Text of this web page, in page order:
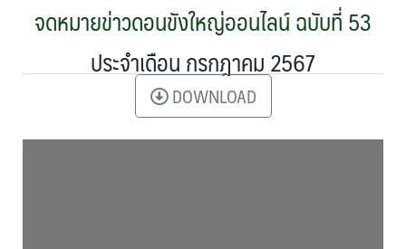
จดหมายข่าวดอนขังใหญ่ออนไลน์ ฉบับที่ 53
ประจำเดือน กรกฎาคม 2567
DOWNLOAD